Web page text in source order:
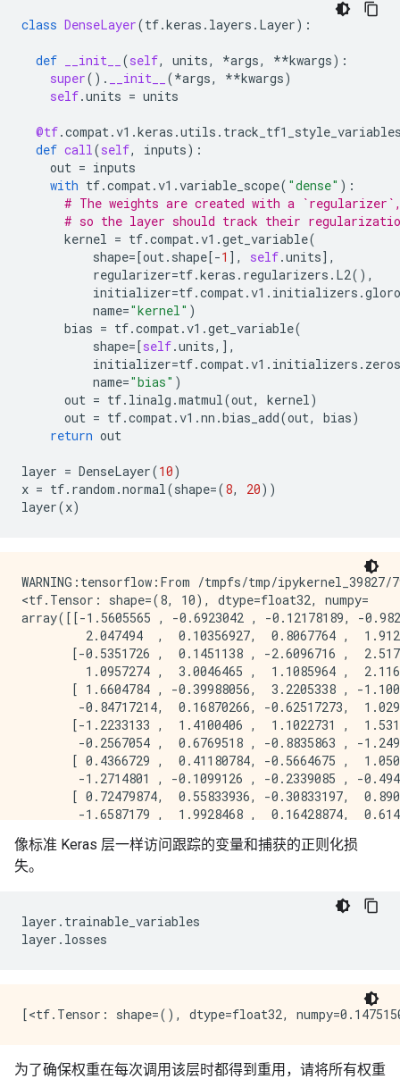
class DenseLayer(tf.keras . layers . Layer):
def __init__ (self, units, *args, **kwargs):
super() . __init__ (*args, **kwargs)
self.units = units
@tf.compat.v1 .keras .utils .
def call(self, inputs):
out = inputs
with tf.compat.v1 .variable_scope( "dense" ):
# The weights are created with a
# so the layer should track their
kernel = tf.compat.v1 .get_variable(
shape=[out. shape[-1 ], self.units],
regularizer=tf.keras . regularizers . L2(),
initializer=tf.compat.v1 . initializers .
name="kernel" )
bias = tf.compat.v1 .get_variable(
shape=[self.units,],
initializer=tf.compat.v1 . initializers . zeros
name="bias" )
out = tf. linalg .matmul(out, kernel)
out = tf.compat.v1 .nn .bias_add(out, bias)
return out
layer = DenseLayer(10)
x = tf. random .normal(shape=(8, 20))
layer(x)
WARNING:tensorflow:From /tmpfs/tmp/
<tf.Tensor: shape=(8, 10), dtype=float32, numpy=
array([[-1.5605565 , -0.6923042 , -0.12178189, -
2.047494  ,  0.10356927,  0.8067764 ,
[-0.5351726 ,  0.1451138 , -2.6096716 ,
1.0957274 ,  3.0046465 ,  1.1085964 ,
[ 1.6604784 , -0.39988056,  3.2205338 , -
-0.84717214,  0.16870266, -0.62517273,
[-1.2233133 ,  1.4100406 ,  1.1022731 ,
-0.2567054 ,  0.6769518 , -0.8835863 , -
[ 0.4366729 ,  0.41180784, -0.5664675 ,
-1.2714801 , -0.1099126 , -0.2339085 , -
[ 0.72479874,  0.55833936, -0.30833197,
-1.6587179 ,  1.9928468 ,  0.16428874,
-0.07888462, -0.15026242, -0.02026159, -
[ 0.40993834,  0.06033725, -1.5480766 ,
像标准 Keras 层一样访问跟踪的变量和捕获的正则化损
失。
layer . trainable_variables
layer . losses
为了确保权重在每次调用该层时都得到重用，请将所有权重